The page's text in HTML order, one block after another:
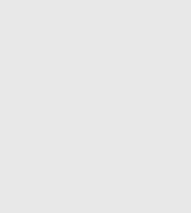
+ Fırça Uçlu Hava Pompası